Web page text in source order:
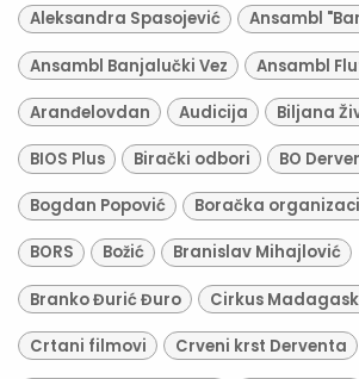
Aleksandra Spasojević Ansambl
Ansambl Banjalučki Vez Ansambl
Aranđelovdan Audicija Biljana
BIOS Plus Birački odbori BO
Bogdan Popović Boračka
BORS Božić Branislav Mihajlović
Branko Đurić Đuro Cirkus
Crtani filmovi Crveni krst Derventa